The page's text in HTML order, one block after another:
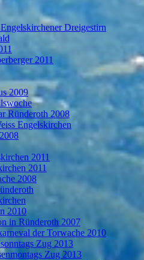
Dreigestirn
2011
2009
Ründeroth 2008
Engelskirchen
2011
2011
2008
2010
in Ründeroth 2007
der Torwache 2010
Zug 2013
Zug 2013